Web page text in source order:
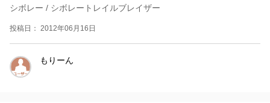
シボレー / シボレートレイルブレイザー
投稿日： 2012年06月16日
もりーん